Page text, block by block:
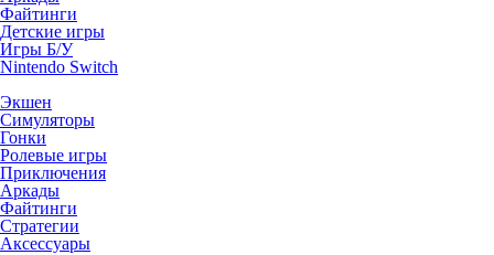
Файтинги
Детские игры
Игры Б/У
Nintendo Switch
Экшен
Симуляторы
Гонки
Ролевые игры
Приключения
Аркады
Файтинги
Стратегии
Аксессуары